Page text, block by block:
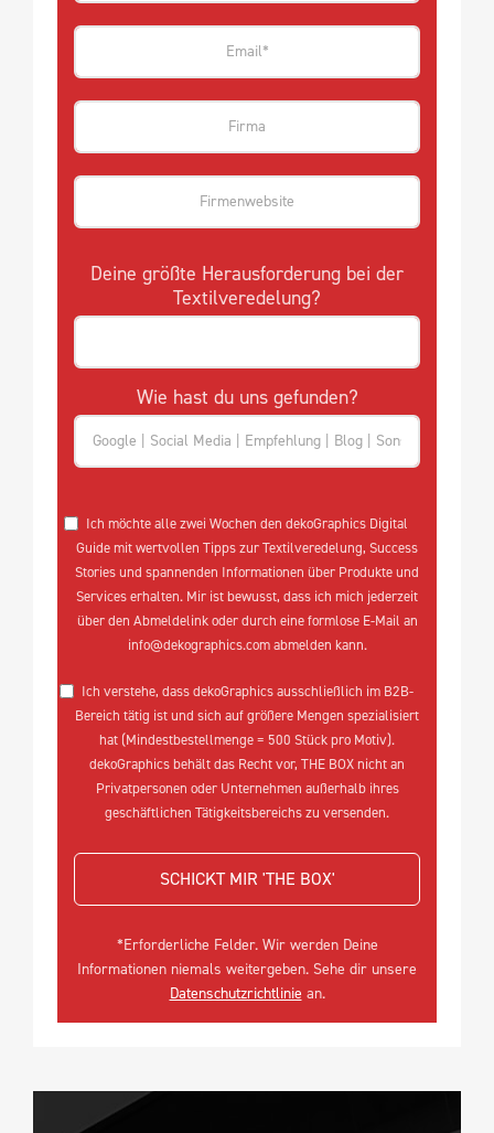
Deine größte Herausforderung bei der
Textilveredelung?
Wie hast du uns gefunden?
Ich möchte alle zwei Wochen den dekoGraphics Digital
Guide mit wertvollen Tipps zur Textilveredelung, Success
Stories und spannenden Informationen über Produkte und
Services erhalten. Mir ist bewusst, dass ich mich jederzeit
über den Abmeldelink oder durch eine formlose E-Mail an
info@dekographics.com abmelden kann.
Ich verstehe, dass dekoGraphics ausschließlich im B2B-
Bereich tätig ist und sich auf größere Mengen spezialisiert
hat (Mindestbestellmenge = 500 Stück pro Motiv).
dekoGraphics behält das Recht vor, THE BOX nicht an
Privatpersonen oder Unternehmen außerhalb ihres
geschäftlichen Tätigkeitsbereichs zu versenden.
SCHICKT MIR 'THE BOX'
*Erforderliche Felder. Wir werden Deine
Informationen niemals weitergeben. Sehe dir unsere
Datenschutzrichtlinie an.